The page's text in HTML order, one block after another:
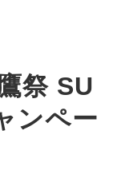
祭 SU
ンペー